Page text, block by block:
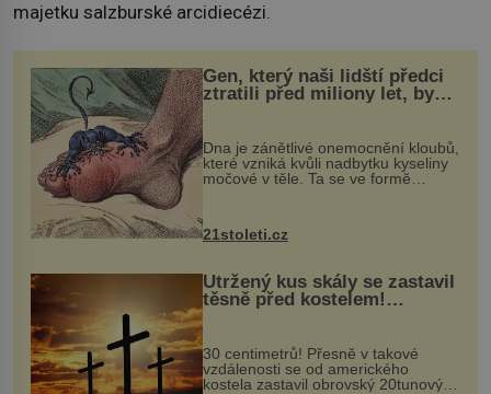
majetku salzburské arcidiecézi.
Gen, který naši lidští předci
ztratili před miliony let, by
mohl pomoci s léčbou
„nemoci králů“
Dna je zánětlivé onemocnění kloubů,
které vzniká kvůli nadbytku kyseliny
močové v těle. Ta se ve formě
nohou, a způsobuje bole...
21stoleti.cz
Utržený kus skály se zastavil
těsně před kostelem!
Ochránila ho boží síla?
30 centimetrů! Přesně v takové
vzdálenosti se od amerického
kostela zastavil obrovský 20tunový